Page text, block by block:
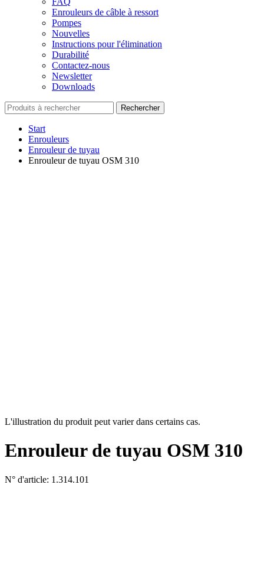
Enrouleurs de câble à ressort
Pompes
Nouvelles
Instructions pour l'élimination
Durabilité
Contactez-nous
Newsletter
Downloads
Rechercher
Start
Enrouleurs
Enrouleur de tuyau
Enrouleur de tuyau OSM 310
L'illustration du produit peut varier dans certains cas.
Enrouleur de tuyau OSM 310
N° d'article: 1.314.101